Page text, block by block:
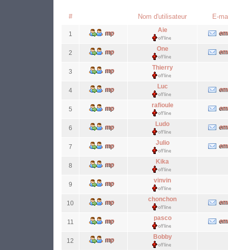
# Nom d'utilisateur E-
1
Aie
2
One
3
Thierry
4
Luc
5
rafioule
6
Ludo
7
Julio
8
Kika
9
vinvin
10
chonchon
11
pasco
12
Bobby